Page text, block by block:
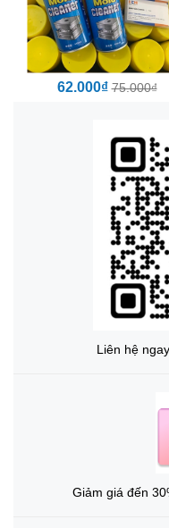
62.000₫75.000₫
Liên hệ
Giảm giá đến